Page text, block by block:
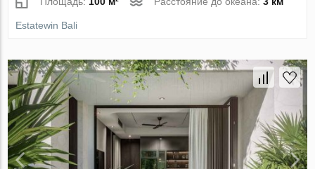
Estatewin Bali